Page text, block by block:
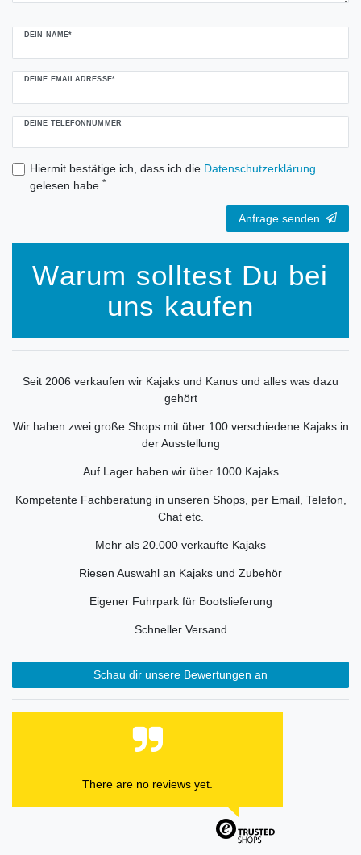
DEIN NAME*
DEINE EMAILADRESSE*
DEINE TELEFONNUMMER
Hiermit bestätige ich, dass ich die Daten­schutz­erklärung
gelesen habe. *
Anfrage senden
Warum solltest Du bei
uns kaufen
Seit 2006 verkaufen wir Kajaks und Kanus und alles was dazu
gehört
Wir haben zwei große Shops mit über 100 verschiedene Kajaks in
der Ausstellung
Auf Lager haben wir über 1000 Kajaks
Kompetente Fachberatung in unseren Shops, per Email, Telefon,
Chat etc.
Mehr als 20.000 verkaufte Kajaks
Riesen Auswahl an Kajaks und Zubehör
Eigener Fuhrpark für Bootslieferung
Schneller Versand
Schau dir unsere Bewertungen an
There are no reviews yet.